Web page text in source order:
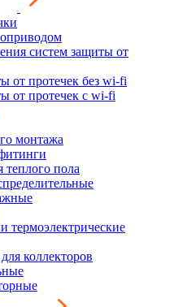
систем защиты от
от протечек без wi-fi
от протечек с wi-fi
монтажа
теплого пола
термоэлектрические
коллекторов